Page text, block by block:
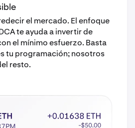
el mercado. El enfoque
te ayuda a invertir de
el mínimo esfuerzo. Basta
tu programación; nosotros
resto.